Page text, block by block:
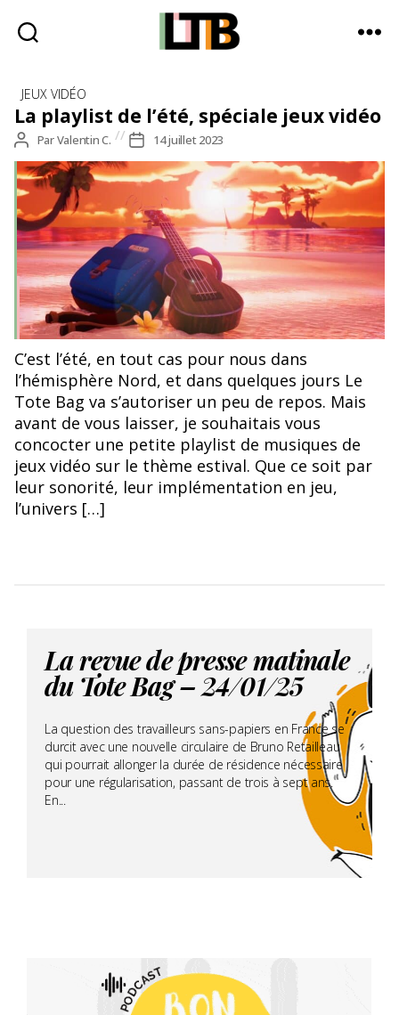
Bag
-
Média
d'information
quotidienne
Catégories
JEUX VIDÉO
La playlist de l’été, spéciale jeux vidéo
Auteur
de
l’article
ParValentin C.
Date
de
l’article
14 juillet 2023
C’est l’été, en tout cas pour nous dans
l’hémisphère Nord, et dans quelques jours Le
Tote Bag va s’autoriser un peu de repos. Mais
avant de vous laisser, je souhaitais vous
concocter une petite playlist de musiques de
jeux vidéo sur le thème estival. Que ce soit par
leur sonorité, leur implémentation en jeu,
l’univers […]
La revue de presse matinale
du Tote Bag – 24/01/25
La question des travailleurs sans-papiers en France se
durcit avec une nouvelle circulaire de Bruno Retailleau
qui pourrait allonger la durée de résidence nécessaire
pour une régularisation, passant de trois à sept ans.
En...